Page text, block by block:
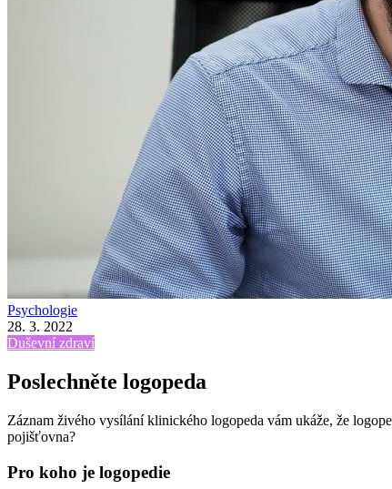
Psychologie
28. 3. 2022
Duševní zdraví
Poslechněte logopeda
Záznam živého vysílání klinického logopeda vám ukáže, že
pojišťovna?
Pro koho je logopedie